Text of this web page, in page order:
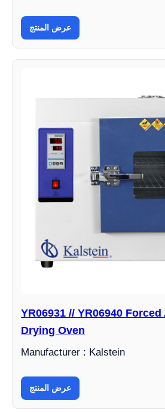
عرض المنتج
YR06931 // YR06940
Drying Oven
Manufacturer : Kalstein
عرض المنتج